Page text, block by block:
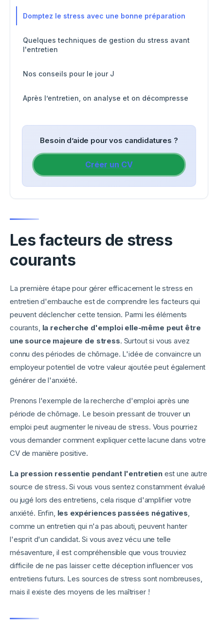
Domptez le stress avec une bonne préparation
Quelques techniques de gestion du stress avant
l'entretien
Nos conseils pour le jour J
Après l’entretien, on analyse et on décompresse
Besoin d’aide pour vos candidatures ?
Créer un CV
Les facteurs de stress
courants
La première étape pour gérer efficacement le stress en
entretien d'embauche est de comprendre les facteurs qui
peuvent déclencher cette tension. Parmi les éléments
courants, la recherche d'emploi elle-même peut être
une source majeure de stress. Surtout si vous avez
connu des périodes de chômage. L'idée de convaincre un
employeur potentiel de votre valeur ajoutée peut également
générer de l'anxiété.
Prenons l'exemple de la recherche d'emploi après une
période de chômage. Le besoin pressant de trouver un
emploi peut augmenter le niveau de stress. Vous pourriez
vous demander comment expliquer cette lacune dans votre
CV de manière positive.
La pression ressentie pendant l'entretien est une autre
source de stress. Si vous vous sentez constamment évalué
ou jugé lors des entretiens, cela risque d'amplifier votre
anxiété. Enfin, les expériences passées négatives
comme un entretien qui n'a pas abouti, peuvent hanter
l'esprit d'un candidat. Si vous avez vécu une telle
mésaventure, il est compréhensible que vous trouviez
difficile de ne pas laisser cette déception influencer vos
entretiens futurs. Les sources de stress sont nombreuses,
mais il existe des moyens de les maîtriser !